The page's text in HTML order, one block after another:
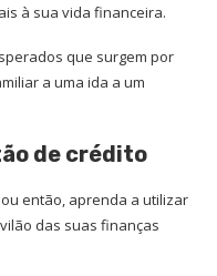
à sua vida financeira.
que surgem por
a uma ida a um
de crédito
então, aprenda a utilizar
das suas finanças